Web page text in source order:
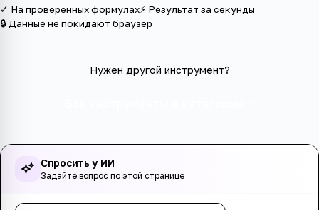
✓ На проверенных формулах⚡ Результат за секунды
🔒 Данные не покидают браузер
Нужен другой инструмент?
Спросить у ИИ
Задайте вопрос по этой странице